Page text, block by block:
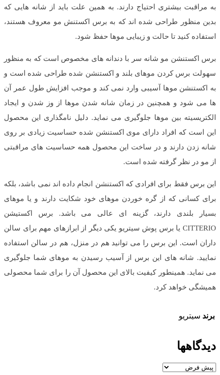
به مراقبت بیشتری احتیاج دارند. به همین علت باید از شانه هایی که
بدین منظور طراحی شده اند که به برس اکستنش مو معروف هستند،
استفاده کنید تا حالت و زیبایی موها حفظ شود.
برس اکستنشن مو شانه سر با دندانه های مخصوص است که به منظور
سهولت برس کردن موهای بلند و اکستنشن شده طراحی شده است و
به اکستنشن موها آسیبی وارد نمی کند و موجب افزایش طول عمر آن
ها می شود و همچنین در زمان شانه شدن موها از وز شدن و ایجاد
الکتریسیته بین موها جلوگیری می نماید. دلیل نامگذاری این محصول
این است که افراد دارای موی اکستنشن شده حساسیت زیادی بر روی
شانه زدن دارند و در ساخت این محصول همه حساسیت های مراقبتی
از مو در نظر گرفته شده است.
این برس فقط برای افرادی که اکستنشن انجام داده اند نمی باشد، بلکه
برای کسانی که از گره خوردن موهای خود شکایت دارند و یا موهای
بسیار بلندی دارند، گزینه ای عالی می باشد. برس اکستیشن
CITTERIO یا برس پوش سیتریو یکی دیگر از ابرازهای مهم برای سالن
داران است. این برس را می توانید هم در منزل، هم در سالن استفاده
نمایید. شانه های این برس از آسیب رسیدن به موهای شما جلوگیری
می نماید. همینطور کیفیت بالای این محصول آن را برای شما محصولی
همیشگی خواهد کرد.
برند سیتریو
دیدگاهها